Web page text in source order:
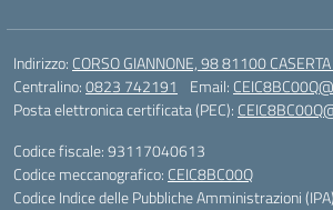
Indirizzo: CORSO GIANNONE, 98 81100 CASERTA
Centralino:0823 742191 Email:
Posta elettronica certificata (PEC):
Codice fiscale: 93117040613
Codice meccanografico: CEIC8BC00Q
Codice Indice delle Pubbliche Amministrazioni